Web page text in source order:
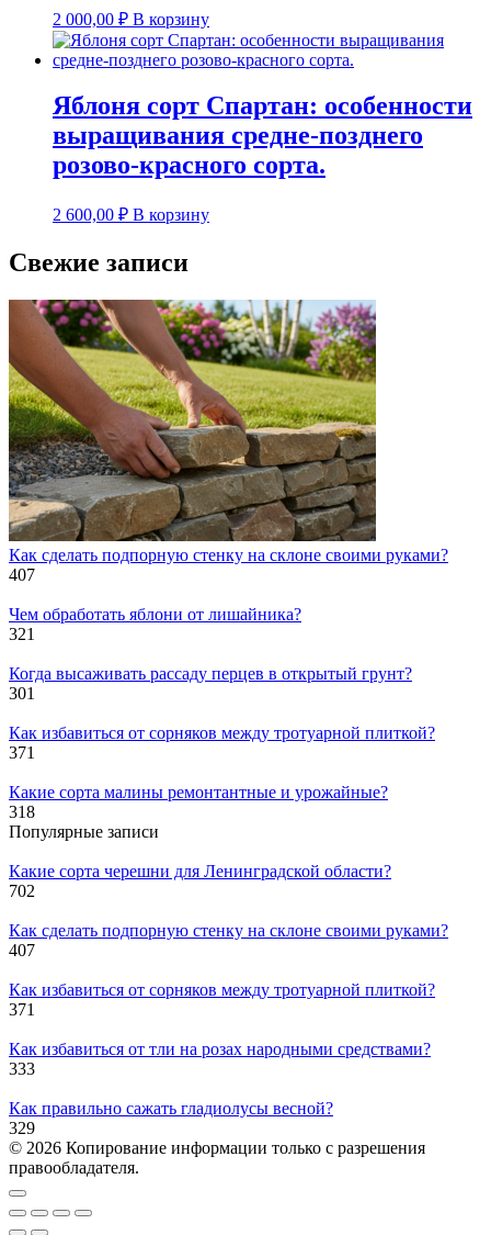
2 000,00 ₽ В корзину
Яблоня сорт Спартан: особенности
выращивания средне-позднего
розово-красного сорта.
2 600,00 ₽ В корзину
Свежие записи
Как сделать подпорную стенку на склоне своими руками?
407
Чем обработать яблони от лишайника?
321
Когда высаживать рассаду перцев в открытый грунт?
301
Как избавиться от сорняков между тротуарной плиткой?
371
Какие сорта малины ремонтантные и урожайные?
318
Популярные записи
Какие сорта черешни для Ленинградской области?
702
Как сделать подпорную стенку на склоне своими руками?
407
Как избавиться от сорняков между тротуарной плиткой?
371
Как избавиться от тли на розах народными средствами?
333
Как правильно сажать гладиолусы весной?
329
© 2026 Копирование информации только с разрешения
правообладателя.